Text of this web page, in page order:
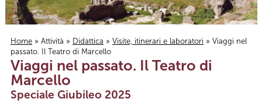
Tu sei qui
Home » Attività » Didattica » Visite, itinerari e laboratori » Viaggi nel
passato. Il Teatro di Marcello
Viaggi nel passato. Il Teatro di
Marcello
Speciale Giubileo 2025